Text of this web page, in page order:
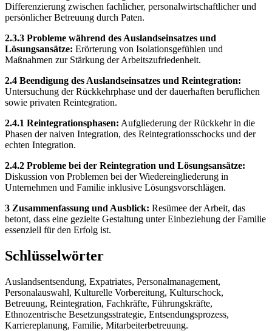
Differenzierung zwischen fachlicher, personalwirtschaftlicher und
persönlicher Betreuung durch Paten.
2.3.3 Probleme während des Auslandseinsatzes und
Lösungsansätze: Erörterung von Isolationsgefühlen und
Maßnahmen zur Stärkung der Arbeitszufriedenheit.
2.4 Beendigung des Auslandseinsatzes und Reintegration:
Untersuchung der Rückkehrphase und der dauerhaften beruflichen
sowie privaten Reintegration.
2.4.1 Reintegrationsphasen: Aufgliederung der Rückkehr in die
Phasen der naiven Integration, des Reintegrationsschocks und der
echten Integration.
2.4.2 Probleme bei der Reintegration und Lösungsansätze:
Diskussion von Problemen bei der Wiedereingliederung in
Unternehmen und Familie inklusive Lösungsvorschlägen.
3 Zusammenfassung und Ausblick: Resümee der Arbeit, das
betont, dass eine gezielte Gestaltung unter Einbeziehung der Familie
essenziell für den Erfolg ist.
Schlüsselwörter
Auslandsentsendung, Expatriates, Personalmanagement,
Personalauswahl, Kulturelle Vorbereitung, Kulturschock,
Betreuung, Reintegration, Fachkräfte, Führungskräfte,
Ethnozentrische Besetzungsstrategie, Entsendungsprozess,
Karriereplanung, Familie, Mitarbeiterbetreuung.